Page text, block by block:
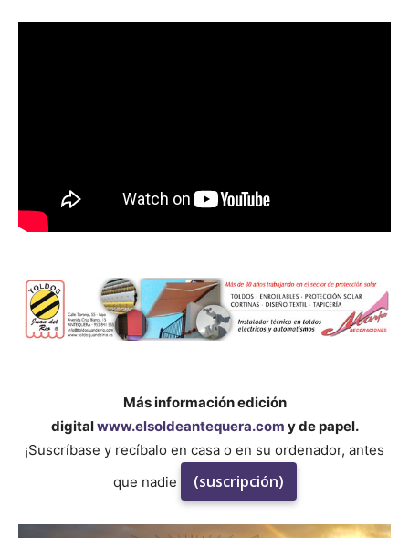
Más información edición
digitalwww.elsoldeantequera.com y de papel.
¡Suscríbase y recíbalo en casa o en su ordenador, antes
que nadie
(suscripción)